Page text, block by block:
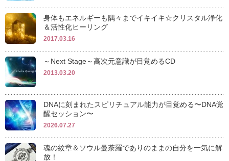
身体もエネルギーも隅々までイキイキ☆クリスタル浄化
＆活性化ヒーリング
2017.03.16
～Next Stage～高次元意識が目覚めるCD
2013.03.20
DNAに刻まれたスピリチュアル能力が目覚める〜DNA覚
醒セッション〜
2026.07.27
魂の紋章＆ソウル曼荼羅でありのままの自分を一気に解
放！